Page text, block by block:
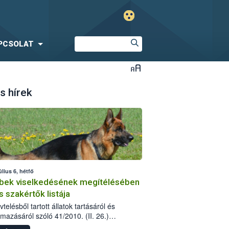
hírek
6, hétfő
viselkedésének megítélésében
szakértők listája
tartott állatok tartásáról és
szóló 41/2010. (II. 26.)
szabályozza az eb okozta fizikai